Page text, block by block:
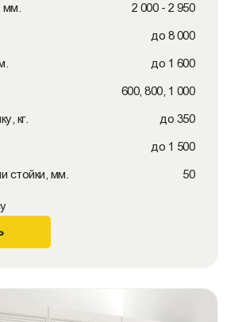
2 000 - 2 950
до 8 000
до 1 600
600, 800, 1 000
кг. до 350
до 1 500
стойки, мм. 50